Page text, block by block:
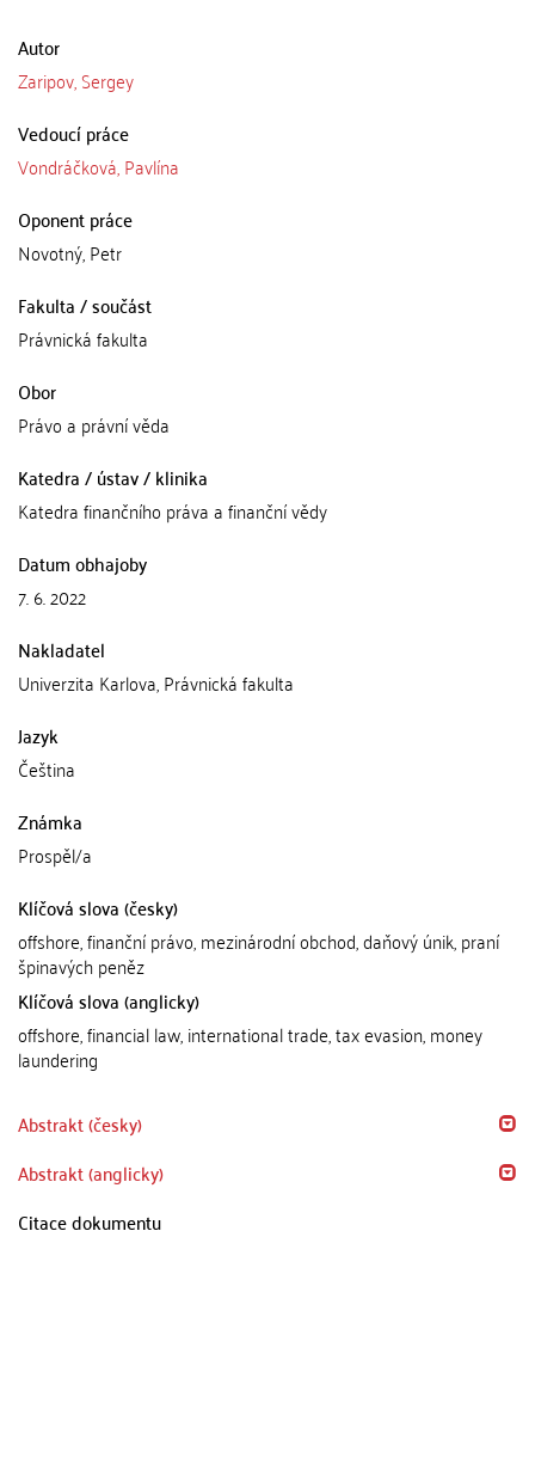
Autor
Zaripov, Sergey
Vedoucí práce
Vondráčková, Pavlína
Oponent práce
Novotný, Petr
Fakulta / součást
Právnická fakulta
Obor
Právo a právní věda
Katedra / ústav / klinika
Katedra finančního práva a finanční vědy
Datum obhajoby
7. 6. 2022
Nakladatel
Univerzita Karlova, Právnická fakulta
Jazyk
Čeština
Známka
Prospěl/a
Klíčová slova (česky)
offshore, finanční právo, mezinárodní obchod, daňový únik, praní
špinavých peněz
Klíčová slova (anglicky)
offshore, financial law, international trade, tax evasion, money
laundering
Abstrakt (česky)
Abstrakt (anglicky)
Citace dokumentu